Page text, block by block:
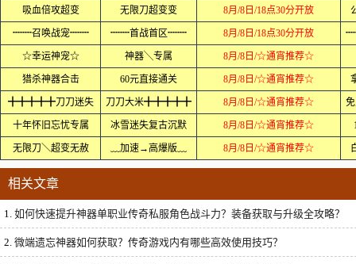
吸血倍攻超变 无限刀超变变 8月/8日/18点30分开放
┉┉召唤战宠┉┉ ┉┉首战首区┉┉ 8月/8日/18点30分开放
☆幸运神宠☆ 神器╲专属 8月/8日/☆通宵推荐☆
猎杀神器合击 60元直接通关 8月/8日/☆通宵推荐☆
╋╋╋╋╋刀刀迷失 刀刀大米╋╋╋╋╋ 8月/8日/☆通宵推荐☆
十年怀旧忘忧专属 冰雪迷失复古沉默 8月/8日/☆通宵推荐☆
无限刀＼超变无赦 ﹏加速→高爆版﹏ 8月/8日/☆通宵推荐☆
相关文章
1. 如何快速提升神器单职业传奇私服角色战斗力？装备获取与升级全攻略？
2. 微端遗忘神器如何获取？传奇游戏内有哪些高效使用技巧？